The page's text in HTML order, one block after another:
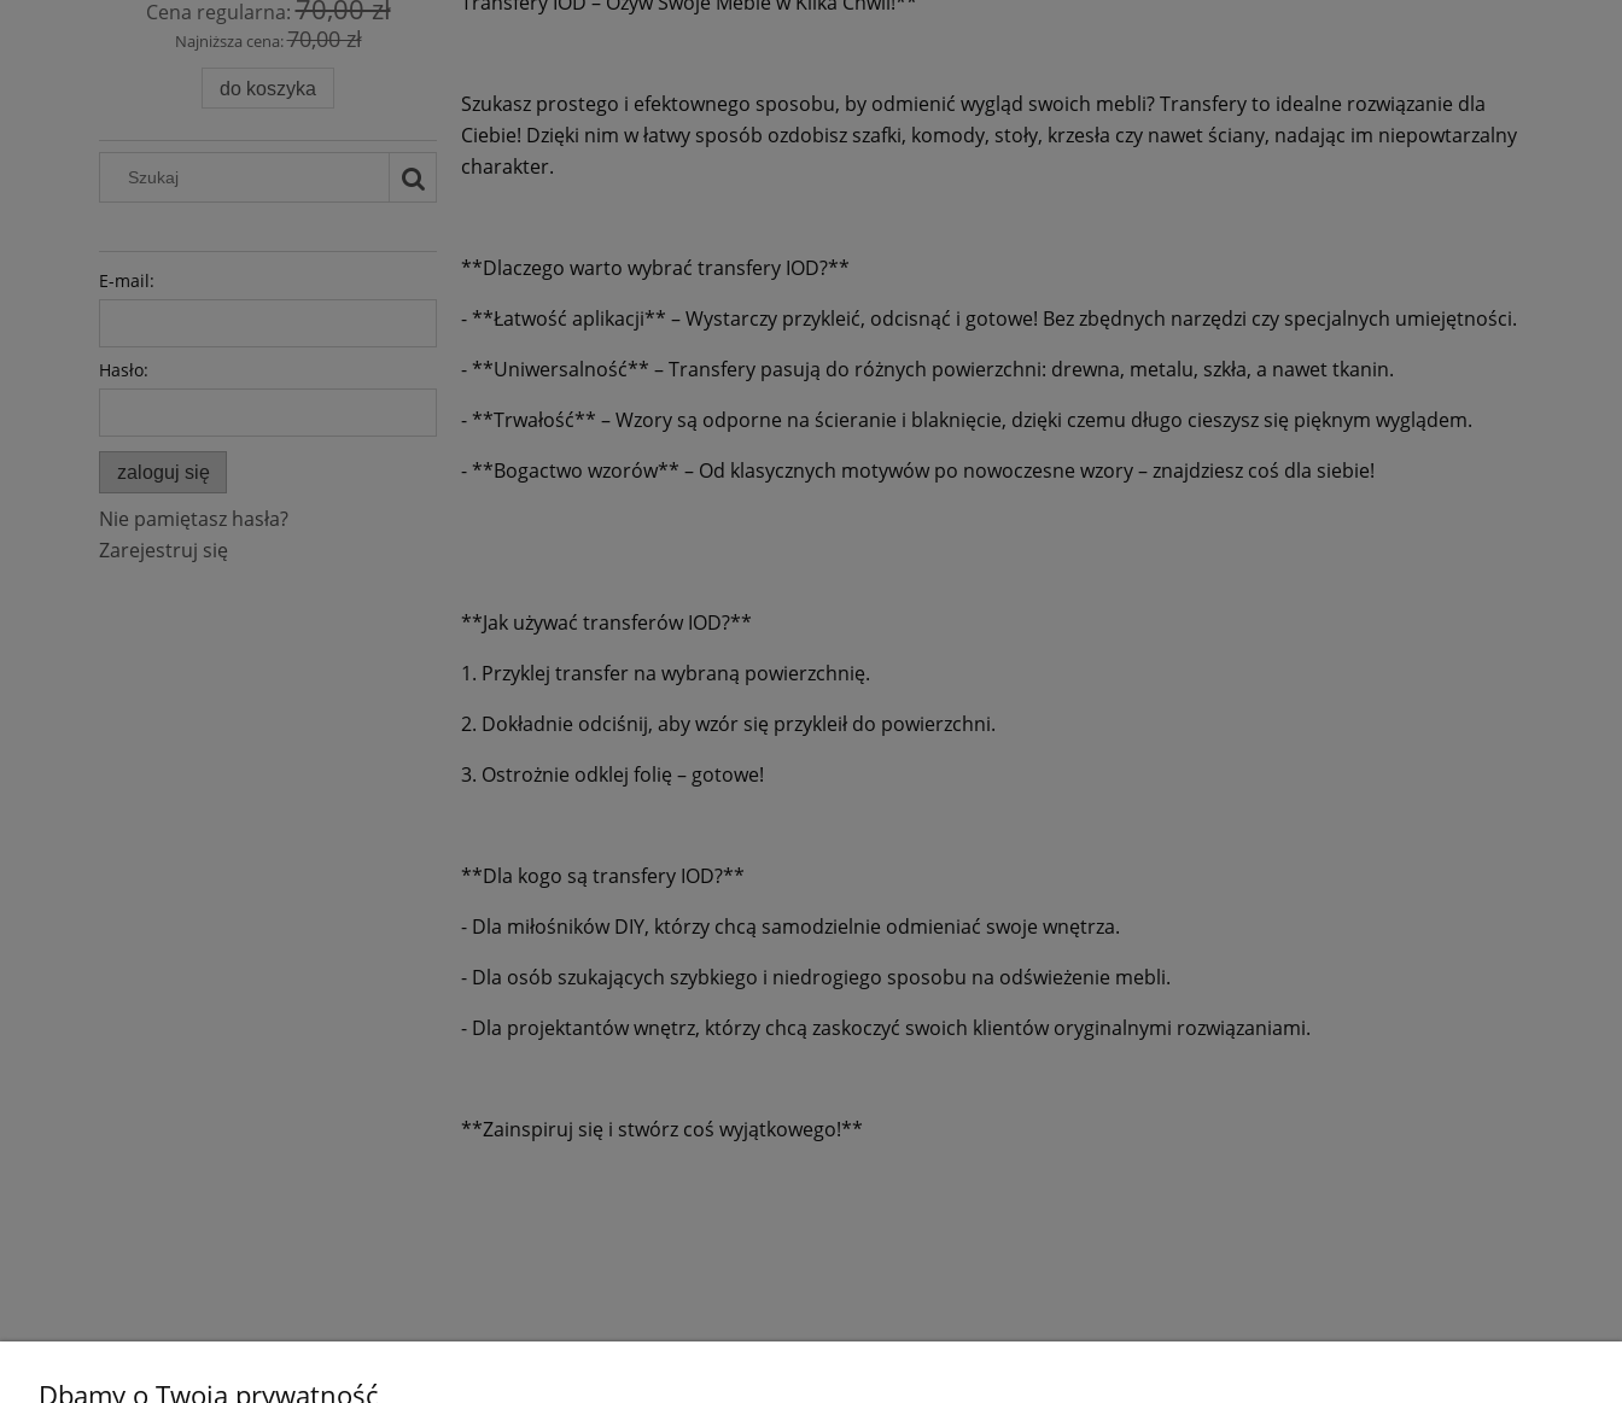
Cena regularna:70,00 zł
Najniższa cena:70,00 zł
do koszyka
Cena regularna:80,00 zł
E-mail:
Hasło:
zaloguj się
Nie pamiętasz hasła?
Zarejestruj się
Szukasz prostego i efektownego sposobu, by odmienić wygląd swoich mebli? Transfery to idealne rozwiązanie dla
Ciebie! Dzięki nim w łatwy sposób ozdobisz szafki, komody, stoły, krzesła czy nawet ściany, nadając im niepowtarzalny
charakter.
**Dlaczego warto wybrać transfery IOD?**
- **Łatwość aplikacji** – Wystarczy przykleić, odcisnąć i gotowe! Bez zbędnych narzędzi czy specjalnych umiejętności.
- **Uniwersalność** – Transfery pasują do różnych powierzchni: drewna, metalu, szkła, a nawet tkanin.
- **Trwałość** – Wzory są odporne na ścieranie i blaknięcie, dzięki czemu długo cieszysz się pięknym wyglądem.
- **Bogactwo wzorów** – Od klasycznych motywów po nowoczesne wzory – znajdziesz coś dla siebie!
**Jak używać transferów IOD?**
1. Przyklej transfer na wybraną powierzchnię.
2. Dokładnie odciśnij, aby wzór się przykleił do powierzchni.
3. Ostrożnie odklej folię – gotowe!
**Dla kogo są transfery IOD?**
- Dla miłośników DIY, którzy chcą samodzielnie odmieniać swoje wnętrza.
- Dla osób szukających szybkiego i niedrogiego sposobu na odświeżenie mebli.
- Dla projektantów wnętrz, którzy chcą zaskoczyć swoich klientów oryginalnymi rozwiązaniami.
**Zainspiruj się i stwórz coś wyjątkowego!**
Dbamy o Twoją prywatność